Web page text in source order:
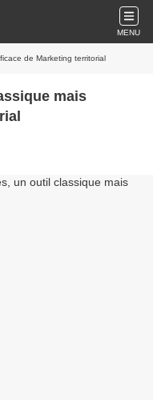
MENU
de Marketing territorial
mais